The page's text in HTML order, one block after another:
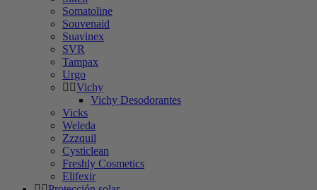
Somatoline
Souvenaid
Suavinex
SVR
Tampax
Urgo
Vichy
Vichy Desodorantes
Vicks
Weleda
Zzzquil
Cysticlean
Freshly Cosmetics
Elifexir